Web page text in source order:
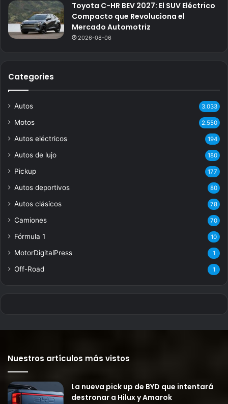
Toyota C-HR BEV 2027: El SUV Eléctrico
Compacto que Revoluciona el
Mercado Automotriz
2026-08-06
Categories
Autos 3.033
Motos 2.550
Autos eléctricos 194
Autos de lujo 180
Pickup 177
Autos deportivos 80
Autos clásicos 78
Camiones 70
Fórmula 1 10
MotorDigitalPress 1
Off-Road 1
Nuestros artículos más vistos
La nueva pick up de BYD que intentará
destronar a Hilux y Amarok